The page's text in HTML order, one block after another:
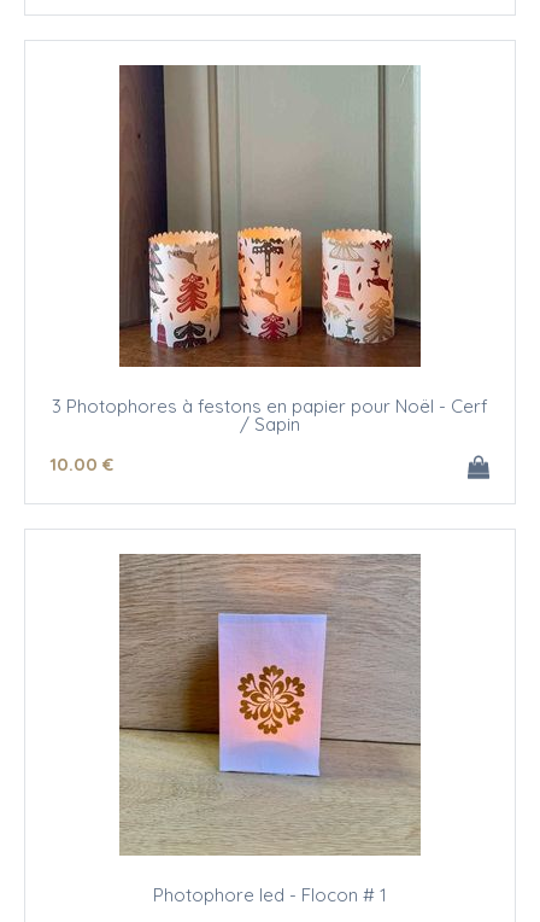
3 Photophores à festons en papier pour Noël - Cerf
/ Sapin
10.00 €
Photophore led - Flocon # 1